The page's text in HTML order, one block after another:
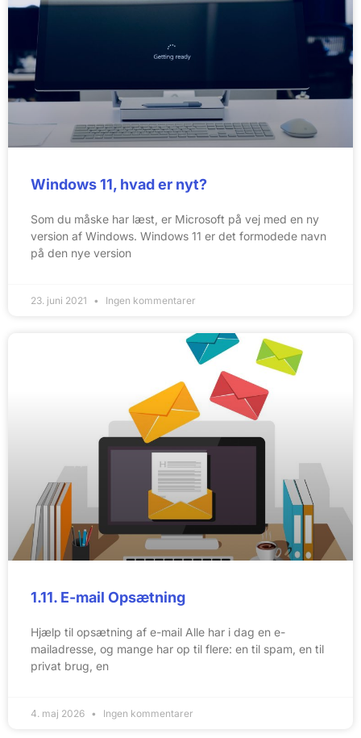
Windows 11, hvad er nyt?
Som du måske har læst, er Microsoft på vej med en ny
version af Windows. Windows 11 er det formodede navn
på den nye version
23. juni 2021 Ingen kommentarer
1.11. E-mail Opsætning
Hjælp til opsætning af e-mail Alle har i dag en e-
mailadresse, og mange har op til flere: en til spam, en til
privat brug, en
4. maj 2026 Ingen kommentarer